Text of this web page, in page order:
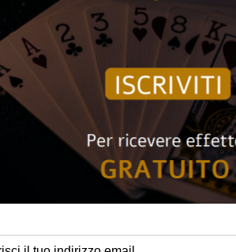
Laciotola PITATA è progettata per
sia la funzionalità che l’estetica.
ABS di alta qualità con stampa 3D di
Presenta una lavorazione squisita,
Costruita per integrarsi
È possibile visualizzare sia la parte
Dimensioni: altezza – 6,6 cm,